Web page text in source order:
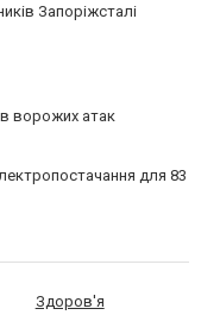
Запоріжсталі
ворожих атак
для 83
Здоров'я